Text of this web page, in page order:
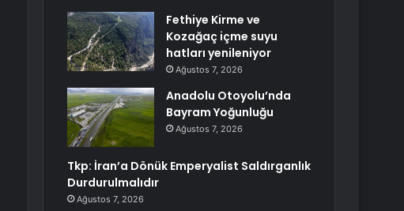
Fethiye Kirme ve
Kozağaç içme suyu
hatları yenileniyor
Ağustos 7, 2026
Anadolu Otoyolu’nda
Bayram Yoğunluğu
Ağustos 7, 2026
Tkp: İran’a Dönük Emperyalist Saldırganlık
Durdurulmalıdır
Ağustos 7, 2026